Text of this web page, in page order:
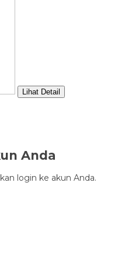
Lihat Detail
Anda
login ke akun Anda.